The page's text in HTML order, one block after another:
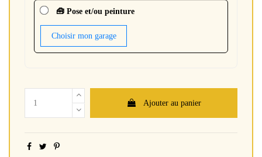
🧰 Pose et/ou peinture
Choisir mon garage
Ajouter au panier